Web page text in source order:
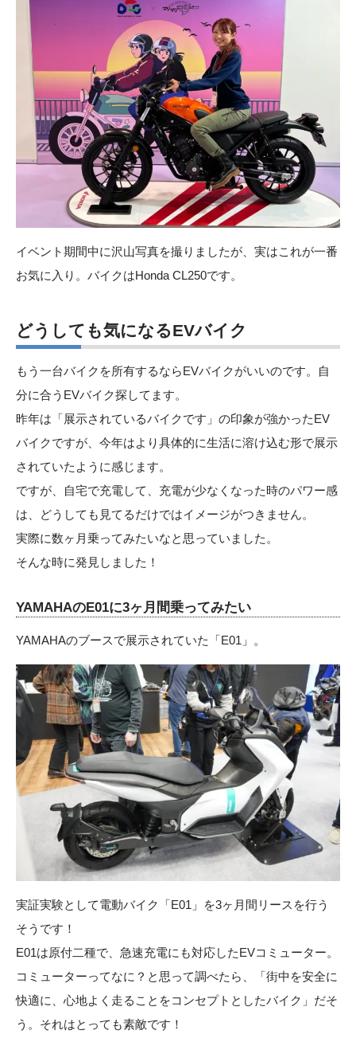
イベント期間中に沢山写真を撮りましたが、実はこれが一番
お気に入り。バイクはHonda CL250です。
どうしても気になるEVバイク
もう一台バイクを所有するならEVバイクがいいのです。自
分に合うEVバイク探してます。
昨年は「展示されているバイクです」の印象が強かったEV
バイクですが、今年はより具体的に生活に溶け込む形で展示
されていたように感じます。
ですが、自宅で充電して、充電が少なくなった時のパワー感
は、どうしても見てるだけではイメージがつきません。
実際に数ヶ月乗ってみたいなと思っていました。
そんな時に発見しました！
YAMAHAのE01に3ヶ月間乗ってみたい
YAMAHAのブースで展示されていた 「E01」 。
実証実験として電動バイク「E01」を3ヶ月間リースを行う
そうです！
E01は原付二種で、急速充電にも対応したEVコミューター。
コミューターってなに？と思って調べたら、「街中を安全に
快適に、心地よく走ることをコンセプトとしたバイク」だそ
う。それはとっても素敵です！